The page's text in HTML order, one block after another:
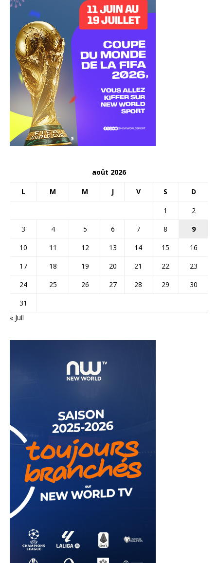
août 2026
L M M J V S D
1
2
3
4 5 6 7 8
9
10
11 12 13 14 15
16
17
18 19 20 21 22
23
24
25 26 27 28 29
30
31
« Juil